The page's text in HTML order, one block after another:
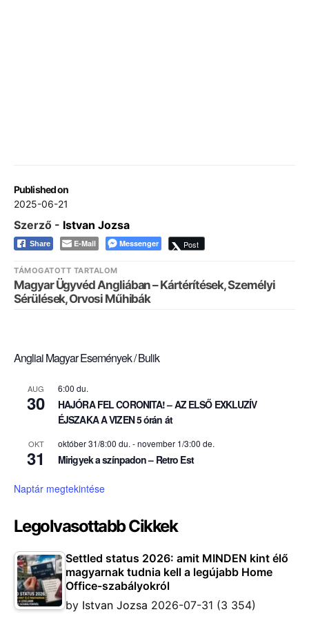
Published on
2025-06-21
Szerző - Istvan Jozsa
Share E-Mail Messenger Post
TÁMOGATOTT TARTALOM
Magyar Ügyvéd Angliában – Kártérítések, Személyi
Sérülések, Orvosi Műhibák
Angliai Magyar Események / Bulik
AUG
30
6:00 du.
HAJÓRA FEL CORONITA! – AZ ELSŐ EXKLUZÍV
ÉJSZAKA A VIZEN 5 órán át
OKT
31
október 31/8:00 du. -november 1/3:00 de.
Mirigyek a színpadon – Retro Est
Naptár megtekintése
Legolvasottabb Cikkek
Settled status 2026: amit MINDEN kint élő
magyarnak tudnia kell a legújabb Home
Office-szabályokról
by Istvan Jozsa 2026-07-31 (3 354)